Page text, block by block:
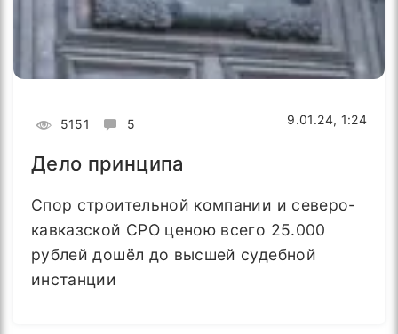
5151 5 9.01.24, 1:24
Дело принципа
Спор строительной компании и северо-
кавказской СРО ценою всего 25.000
рублей дошёл до высшей судебной
инстанции